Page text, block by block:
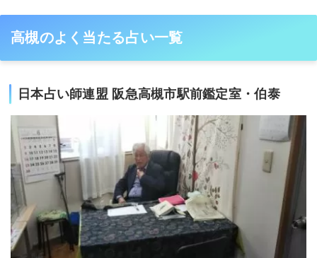
高槻のよく当たる占い一覧
日本占い師連盟 阪急高槻市駅前鑑定室・伯泰